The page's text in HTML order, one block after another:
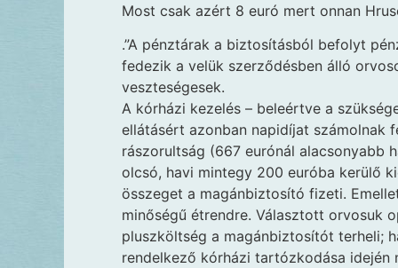
Most csak azért 8 euró mert onnan
.”A pénztárak a biztosításból befolyt
fedezik a velük szerződésben álló
veszteségesek.
A kórházi kezelés – beleértve a
ellátásért azonban napidíjat számolnak
rászorultság (667 eurónál alacsonyabb
olcsó, havi mintegy 200 euróba kerülő
összeget a magánbiztosító fizeti.
minőségű étrendre. Választott orvosuk
pluszköltség a magánbiztosítót terheli;
rendelkező kórházi tartózkodása idején